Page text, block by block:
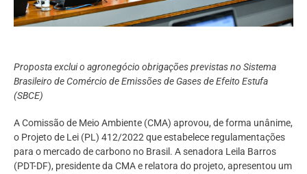
Proposta exclui o agronegócio obrigações previstas no Sistema
Brasileiro de Comércio de Emissões de Gases de Efeito Estufa
(SBCE)
A Comissão de Meio Ambiente (CMA) aprovou, de forma unânime,
o Projeto de Lei (PL) 412/2022 que estabelece regulamentações
para o mercado de carbono no Brasil. A senadora Leila Barros
(PDT-DF), presidente da CMA e relatora do projeto, apresentou um